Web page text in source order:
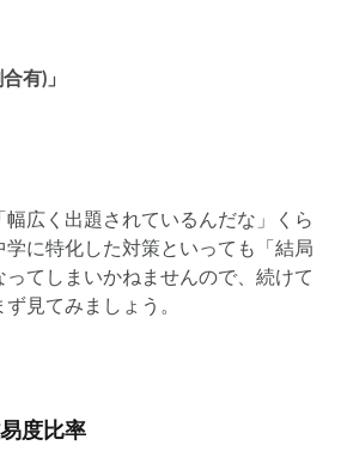
有)」
幅広く出題されているんだな」くら
学に特化した対策といっても「結局
てしまいかねませんので、続けて
見てみましょう。
度比率